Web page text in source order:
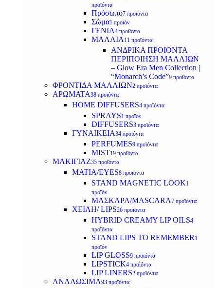
προϊόντα
Πρόσωπο7 προϊόντα
Σώμα1 προϊόν
ΓΕΝΙΑ4 προϊόντα
ΜΑΛΛΙΑ 11 προϊόντα
ΑΝΔΡΙΚΑ ΠΡΟΙΟΝΤΑ
ΠΕΡΙΠΟΙΗΣΗ ΜΑΛΛΙΩΝ
– Glow Era Men Collection |
“Monarch’s Code”9 προϊόντα
ΦΡΟΝΤΙΔΑ ΜΑΛΛΙΩΝ2 προϊόντα
ΑΡΩΜΑΤΑ38 προϊόντα
HOME DIFFUSERS4 προϊόντα
SPRAYS1 προϊόν
DIFFUSERS3 προϊόντα
ΓΥΝΑΙΚΕΙΑ34 προϊόντα
PERFUMES9 προϊόντα
MIST19 προϊόντα
ΜΑΚΙΓΙΑΖ35 προϊόντα
ΜΑΤΙΑ/EYES8 προϊόντα
STAND MAGNETIC LOOK1
προϊόν
ΜΑΣΚΑΡΑ/MASCARA7 προϊόντα
ΧΕΙΛΗ/ LIPS26 προϊόντα
HYBRID CREAMY LIP OILS4
προϊόντα
STAND LIPS TO REMEMBER 1
προϊόν
LIP GLOSS9 προϊόντα
LIPSTICK4 προϊόντα
LIP LINERS2 προϊόντα
ΑΝΑΛΩΣΙΜΑ93 προϊόντα